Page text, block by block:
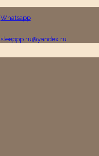
Whatsapp
sleeppp.ru@yandex.ru